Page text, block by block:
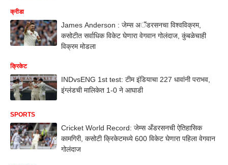
क्रीडा
James Anderson : जेम्स अॅंडरसनचा विश्वविक्रम,
कसोटीत सर्वाधिक विकेट घेणारा वेगवान गोलंदाज, कुंबळेचाही
विक्रम मोडला
क्रिकेट
INDvsENG 1st test: टीम इंडियाचा 227 धावांनी पराभव,
इंग्लंडची मालिकेत 1-0 ने आघाडी
SPORTS
Cricket World Record: जेम्स अँडरसनची ऐतिहासिक
कामगिरी, कसोटी क्रिकेटमध्ये 600 विकेट घेणारा पहिला वेगवान
गोलंदाज